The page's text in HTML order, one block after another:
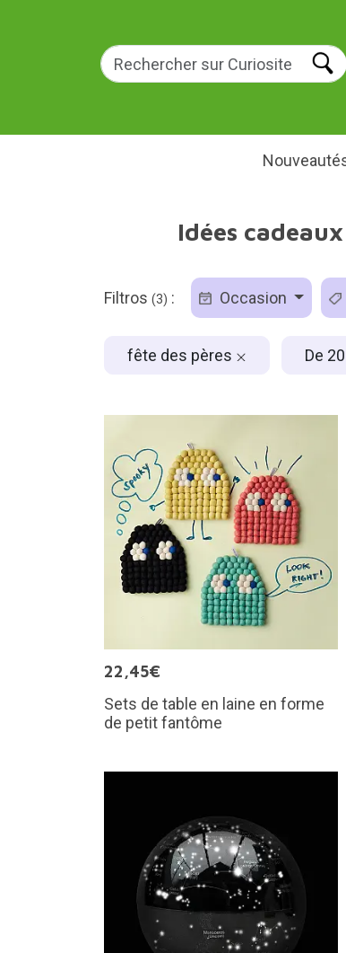
Idées
Filtros (3) : Occasion
fête des pères De
22,45€
Sets de table en laine en forme
de petit fantôme